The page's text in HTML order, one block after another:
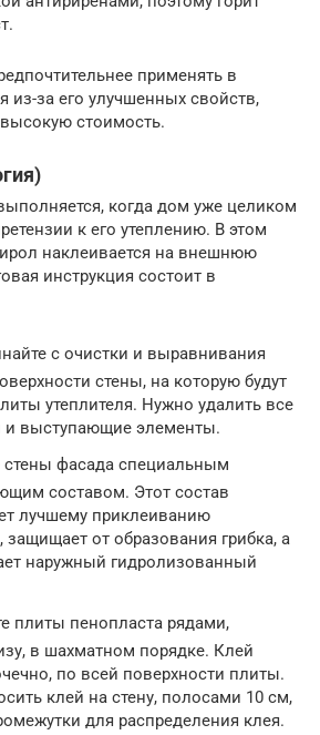
применять в
из-за его улучшенных свойств,
стоимость.
когда дом уже целиком
к его утеплению. В этом
наклеивается на внешнюю
инструкция состоит в
с очистки и выравнивания
стены, на которую будут
утеплителя. Нужно удалить все
и выступающие элементы.
стены фасада специальным
составом. Этот состав
лучшему приклеиванию
защищает от образования грибка, а
наружный гидролизованный
плиты пенопласта рядами,
в шахматном порядке. Клей
по всей поверхности плиты.
клей на стену, полосами 10 см,
для распределения клея.